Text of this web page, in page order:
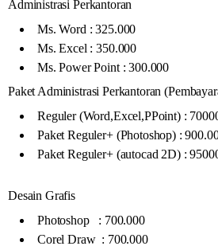
Administrasi Perkantoran
Ms. Word : 325.000
Ms. Excel : 350.000
Ms. Power Point : 300.000
Paket Administrasi Perkantoran
Reguler (Word,Excel,PPoint) :
Paket Reguler+ (Photoshop) :
Paket Reguler+ (autocad 2D) :
Desain Grafis
Photoshop : 700.000
Corel Draw : 700.000